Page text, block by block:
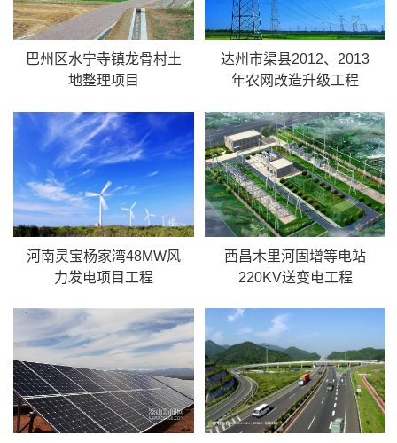
巴州区水宁寺镇龙骨村土
地整理项目
达州市渠县2012、2013
年农网改造升级工程
河南灵宝杨家湾48MW风
力发电项目工程
西昌木里河固增等电站
220KV送变电工程